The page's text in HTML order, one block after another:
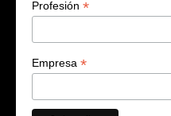
Profesión *
Empresa *